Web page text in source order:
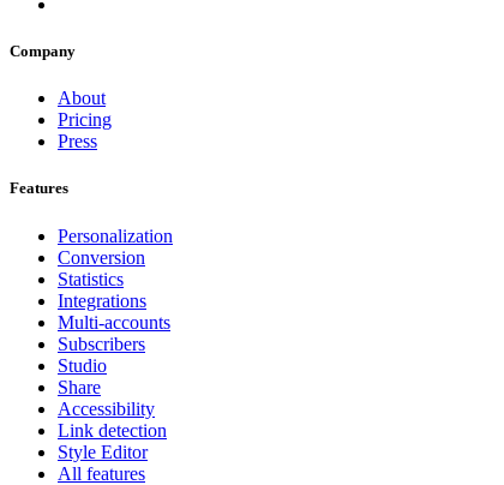
Company
About
Pricing
Press
Features
Personalization
Conversion
Statistics
Integrations
Multi-accounts
Subscribers
Studio
Share
Accessibility
Link detection
Style Editor
All features